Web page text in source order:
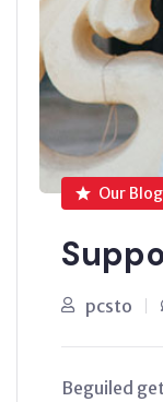
Our Blog
pcsto
Beguiled